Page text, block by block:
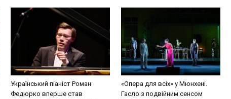
Український піаніст Роман
Федюрко вперше став
«Опера для всіх» у Мюнхені.
Гасло з подвійним сенсом